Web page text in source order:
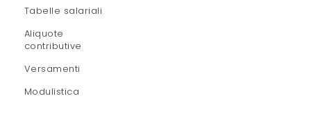
Tabelle salariali
Aliquote
contributive
Versamenti
Modulistica